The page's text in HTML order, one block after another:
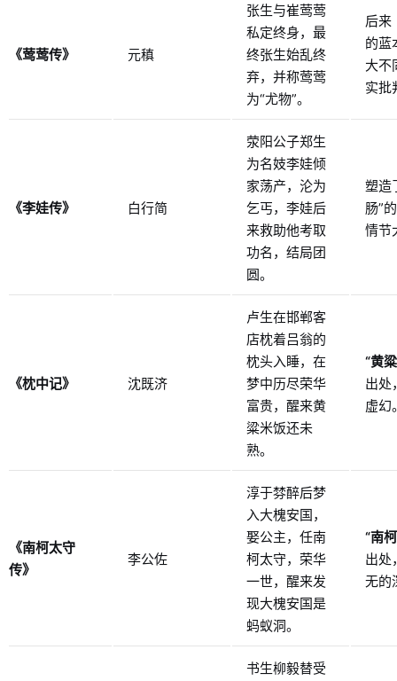
《莺莺传》 元稹
张生与崔莺莺
私定终身，最
终张生始乱终
弃，并称莺莺
为“尤物”。
后来
的蓝
大不
实批
《李娃传》 白行简
荥阳公子郑生
为名妓李娃倾
家荡产，沦为
乞丐，李娃后
来救助他考取
功名，结局团
圆。
塑造
肠”
情节
《枕中记》 沈既济
卢生在邯郸客
店枕着吕翁的
枕头入睡，在
梦中历尽荣华
富贵，醒来黄
粱米饭还未
熟。
“黄
出处
虚幻
《南柯太守
传》
李公佐
淳于棼醉后梦
入大槐安国，
娶公主，任南
柯太守，荣华
一世，醒来发
现大槐安国是
蚂蚁洞。
“南
出处
无的
书生柳毅替受